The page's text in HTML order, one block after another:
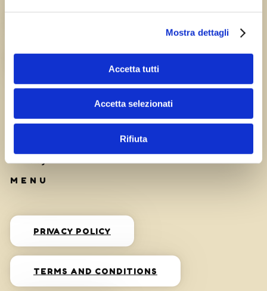
Mostra dettagli
Accetta tutti
Accetta selezionati
Rifiuta
PRIVACY POLICY
TERMS AND CONDITIONS